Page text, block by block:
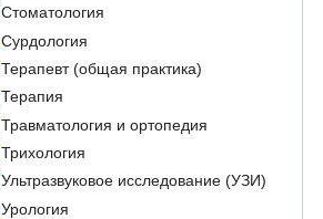
Стоматология
Сурдология
Терапевт (общая практика)
Терапия
Травматология и ортопедия
Трихология
Ультразвуковое исследование (УЗИ)
Урология